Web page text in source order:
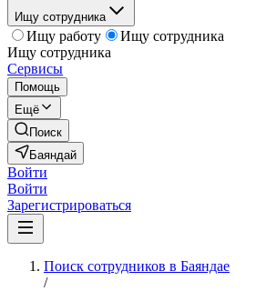
Ищу сотрудника
Ищу работу
Ищу сотрудника
Ищу сотрудника
Сервисы
Помощь
Ещё
Поиск
Баяндай
Войти
Войти
Зарегистрироваться
Поиск сотрудников в Баяндае
/